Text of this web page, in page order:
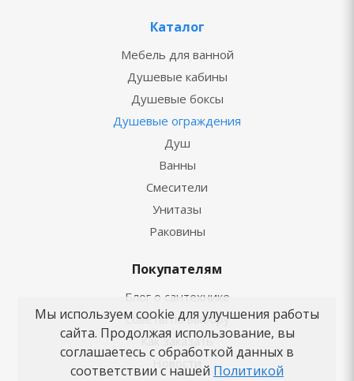
Каталог
Мебель для ванной
Душевые кабины
Душевые боксы
Душевые ограждения
Душ
Ванны
Смесители
Унитазы
Раковины
Покупателям
Блог о сантехнике
Советы по выбору
Как заказать
Новости
Мы используем cookie для улучшения работы
сайта. Продолжая использование, вы
соглашаетесь с обработкой данных в
соответствии с нашей Политикой